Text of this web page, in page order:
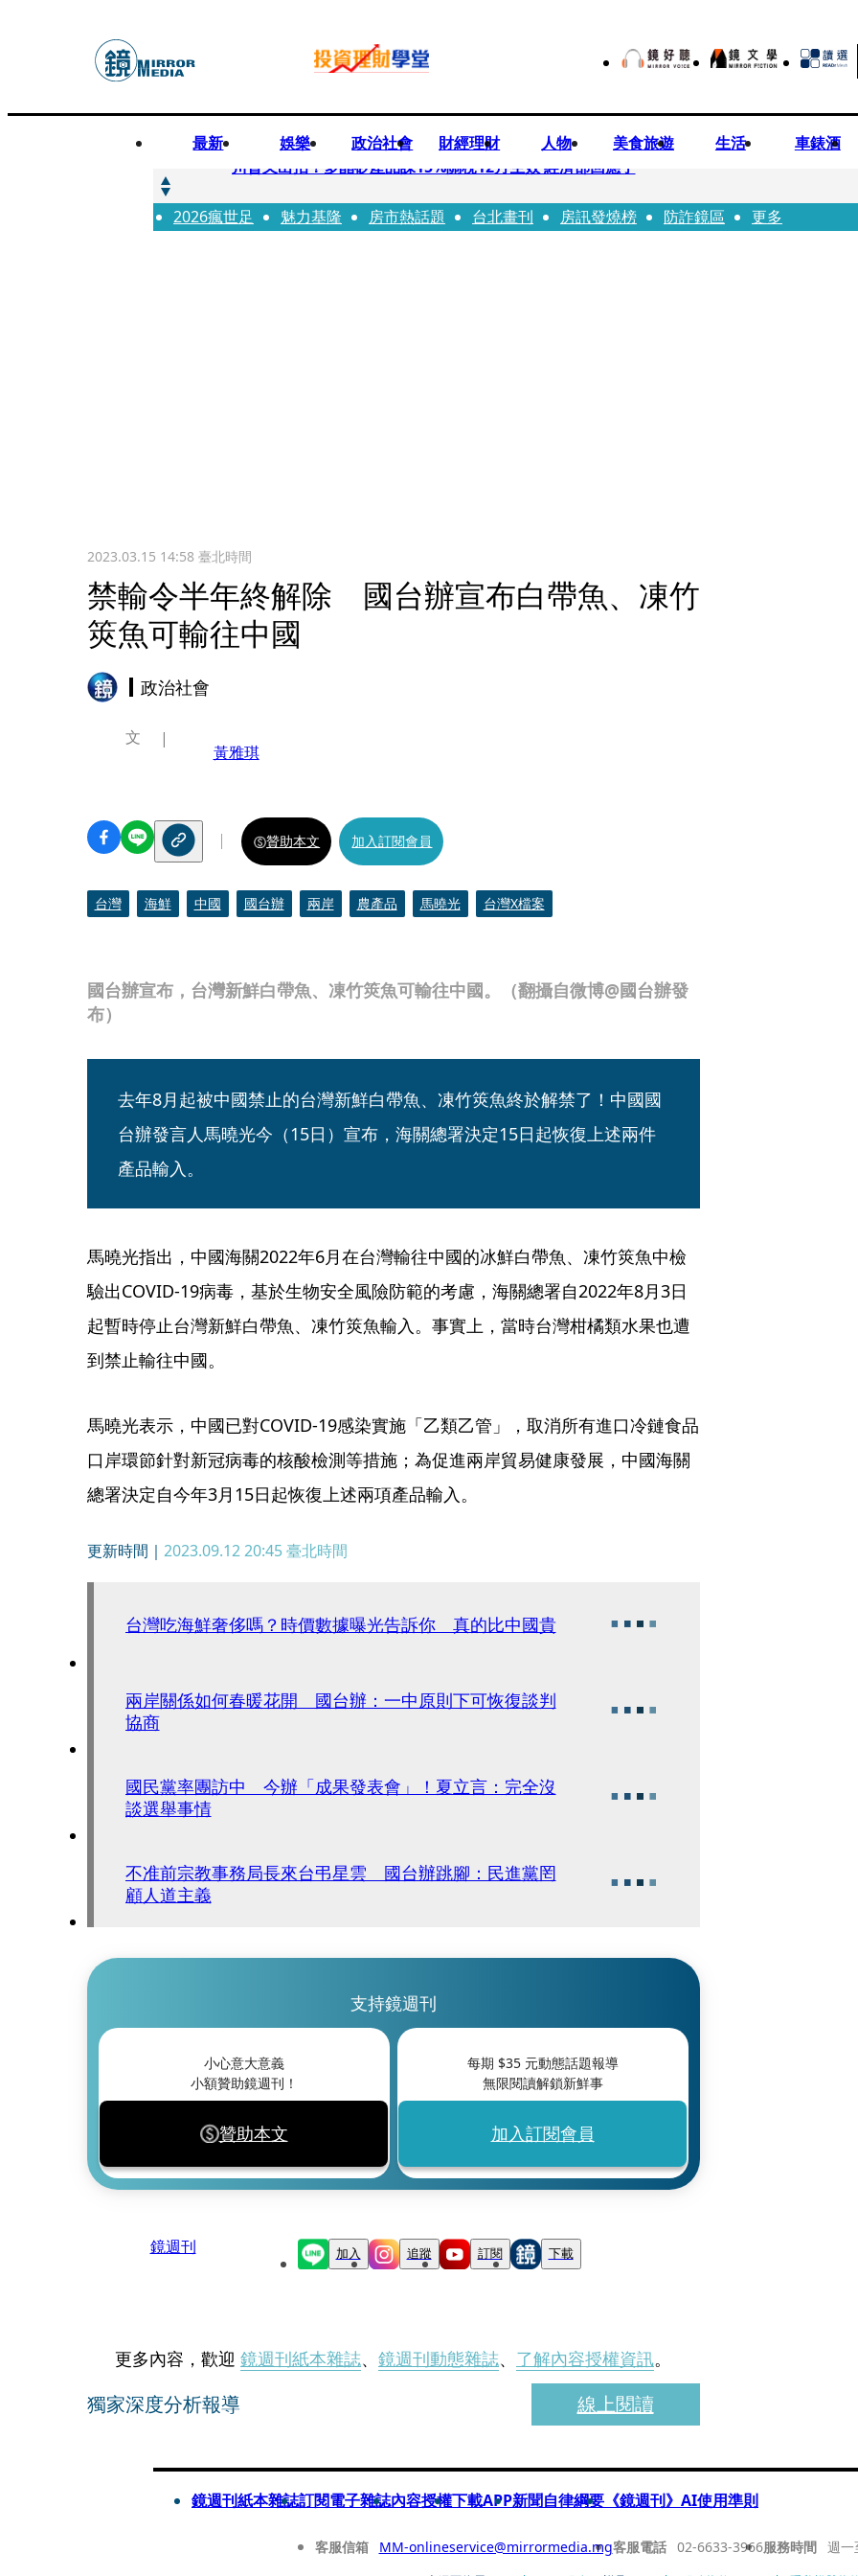
最新 娛樂 政治社會 財經理財 人物 美食旅遊 生活 車錶酒
快訊
川普又出招！多晶矽產品課15%關稅12月生效 經濟部回應了
快訊
超速肇事停工一年首度受訪 廣末涼子被次子點醒！哽咽吐露：不再偽裝完美
2026瘋世足 魅力基隆 房市熱話題 台北畫刊 房訊發燒榜 防詐鏡區 更多
2023.03.15 14:58臺北時間
禁輸令半年終解除 國台辦宣布白帶魚、凍竹
筴魚可輸往中國
政治社會
國台辦宣布，台灣新鮮白帶魚、凍竹筴魚可輸往中國。（翻攝自微博@國台辦發
布）
文
黃雅琪
贊助本文 加入訂閱會員
台灣 海鮮 中國 國台辦 兩岸 農產品 馬曉光 台灣X檔案
去年8月起被中國禁止的台灣新鮮白帶魚、凍竹筴魚終於解禁了！中國國
台辦發言人馬曉光今（15日）宣布，海關總署決定15日起恢復上述兩件
產品輸入。
馬曉光指出，中國海關2022年6月在台灣輸往中國的冰鮮白帶魚、凍竹筴魚中檢
驗出COVID-19病毒，基於生物安全風險防範的考慮，海關總署自2022年8月3日
起暫時停止台灣新鮮白帶魚、凍竹筴魚輸入。事實上，當時台灣柑橘類水果也遭
到禁止輸往中國。
馬曉光表示，中國已對COVID-19感染實施「乙類乙管」，取消所有進口冷鏈食品
口岸環節針對新冠病毒的核酸檢測等措施；為促進兩岸貿易健康發展，中國海關
總署決定自今年3月15日起恢復上述兩項產品輸入。
更新時間｜ 2023.09.12 20:45臺北時間
台灣吃海鮮奢侈嗎？時價數據曝光告訴你 真的比中國貴
兩岸關係如何春暖花開 國台辦：一中原則下可恢復談判
協商
國民黨率團訪中 今辦「成果發表會」！夏立言：完全沒
談選舉事情
不准前宗教事務局長來台弔星雲 國台辦跳腳：民進黨罔
顧人道主義
支持鏡週刊
小心意大意義
小額贊助鏡週刊！
贊助本文
每期 $35元動態話題報導
無限閱讀解鎖新鮮事
加入訂閱會員
鏡週刊 加入 追蹤 訂閱 下載
更多內容，歡迎 鏡週刊紙本雜誌、 鏡週刊動態雜誌、 了解內容授權資訊。
獨家深度分析報導 線上閱讀
鏡週刊紙本雜誌訂閱電子雜誌內容授權下載APP新聞自律綱要 《鏡週刊》AI使用準則
客服信箱 MM-onlineservice@mirrormedia.mg客服電話 02-6633-3966服務時間 週一